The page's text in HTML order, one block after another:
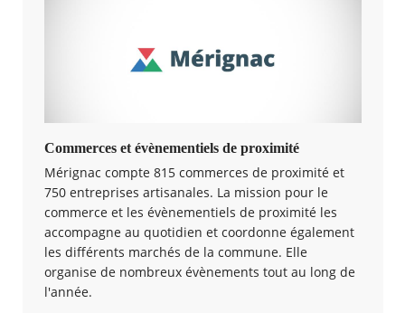
Commerces et évènementiels de proximité
Mérignac compte 815 commerces de proximité et
750 entreprises artisanales. La mission pour le
commerce et les évènementiels de proximité les
accompagne au quotidien et coordonne également
les différents marchés de la commune. Elle
organise de nombreux évènements tout au long de
l'année.